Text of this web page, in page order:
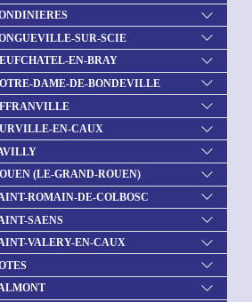
SUR-SCIE
EN-BRAY
DAME-DE-BONDEVILLE
EN-CAUX
(LE-GRAND-ROUEN)
ROMAIN-DE-COLBOSC
SAENS
VALERY-EN-CAUX